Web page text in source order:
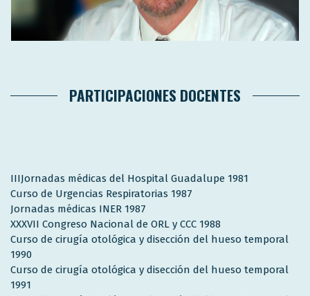
PARTICIPACIONES DOCENTES
IIIJornadas médicas del Hospital Guadalupe 1981
Curso de Urgencias Respiratorias 1987
Jornadas médicas INER 1987
XXXVII Congreso Nacional de ORL y CCC 1988
Curso de cirugía otológica y disección del hueso temporal
1990
Curso de cirugía otológica y disección del hueso temporal
1991